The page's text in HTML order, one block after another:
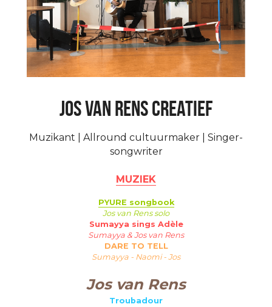
Jos van rens Creatief
Muzikant | Allround cultuurmaker | Singer-
songwriter
MUZIEK
PYURE songbook
Jos van Rens solo
Sumayya sings Adèle
Sumayya & Jos van Rens
DARE TO TELL
Sumayya - Naomi - Jos
Jos van Rens
Troubadour